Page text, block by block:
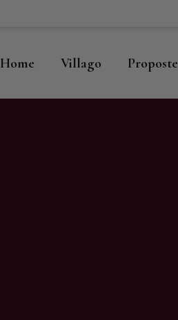
Home Villago Proposte
Villago
Proposte